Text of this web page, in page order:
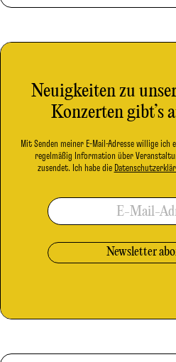
Neuigkeiten zu
Konzerten gibt’s
Mit Senden meiner E-Mail-Adresse willige ich
regelmäßig Information über
zusendet. Ich habe die
E-Mail-